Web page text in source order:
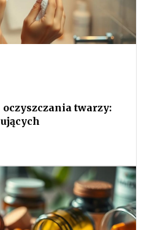
twarzy: